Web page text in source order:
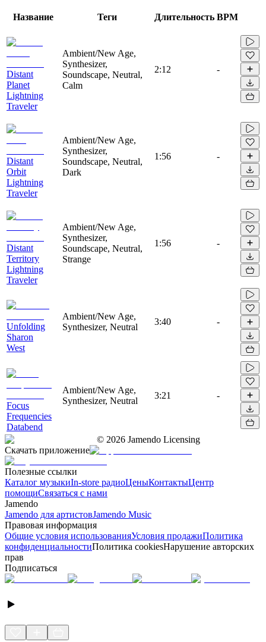
Название Теги Длительность BPM
Distant
Planet
Lightning
Traveler
Ambient/New Age,
Synthesizer,
Soundscape, Neutral,
Calm
2:12 -
Distant
Orbit
Lightning
Traveler
Ambient/New Age,
Synthesizer,
Soundscape, Neutral,
Dark
1:56 -
Distant
Territory
Lightning
Traveler
Ambient/New Age,
Synthesizer,
Soundscape, Neutral,
Strange
1:56 -
Unfolding
Sharon
West
Ambient/New Age,
Synthesizer, Neutral
3:40 -
Focus
Frequencies
Databend
Ambient/New Age,
Synthesizer, Neutral
3:21 -
© 2026 Jamendo Licensing
Скачать приложение
Полезные ссылки
Каталог музыкиIn-store радиоЦеныКонтактыЦентр
помощиСвязаться с нами
Jamendo
Jamendo для артистовJamendo Music
Правовая информация
Общие условия использованияУсловия продажиПолитика
конфиденциальностиПолитика cookiesНарушение авторских
прав
Подписаться